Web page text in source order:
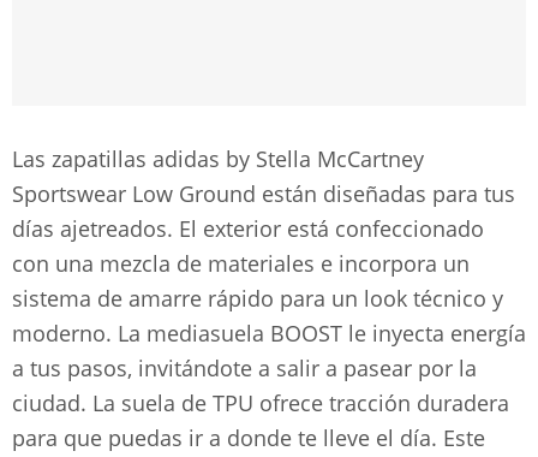
Las zapatillas adidas by Stella McCartney
Sportswear Low Ground están diseñadas para tus
días ajetreados. El exterior está confeccionado
con una mezcla de materiales e incorpora un
sistema de amarre rápido para un look técnico y
moderno. La mediasuela BOOST le inyecta energía
a tus pasos, invitándote a salir a pasear por la
ciudad. La suela de TPU ofrece tracción duradera
para que puedas ir a donde te lleve el día. Este